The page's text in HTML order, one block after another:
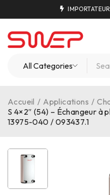
Accueil / Applications /
S 4×2″ (54) – Échangeur à
13975-040 / 093437.1